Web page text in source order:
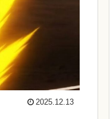
2025.12.13